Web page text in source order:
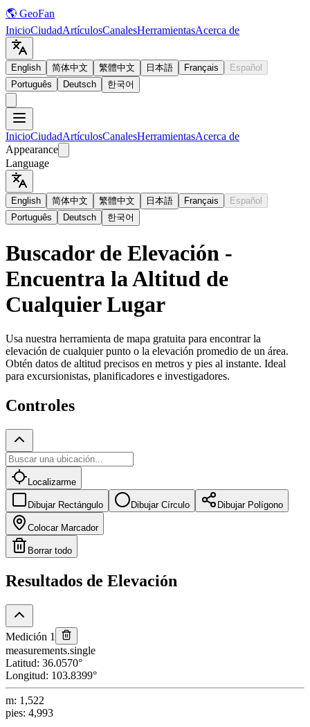
🌎 GeoFan
InicioCiudadArtículosCanalesHerramientasAcerca de
English 简体中文 繁體中文 日本語 Français
Español
Português
Deutsch 한국어
InicioCiudadArtículosCanalesHerramientasAcerca de
Appearance
Language
English 简体中文 繁體中文 日本語 Français
Español
Português
Deutsch 한국어
Buscador de Elevación -
Encuentra la Altitud de
Cualquier Lugar
Usa nuestra herramienta de mapa gratuita para encontrar la
elevación de cualquier punto o la elevación promedio de un área.
Obtén datos de altitud precisos en metros y pies al instante. Ideal
para excursionistas, planificadores e investigadores.
Controles
Localizarme
Dibujar Rectángulo Dibujar Círculo Dibujar Polígono
Colocar Marcador
Borrar todo
Resultados de Elevación
Medición 1
measurements.single
Latitud: 36.0570°
Longitud: 103.8399°
m: 1,522
pies: 4,993